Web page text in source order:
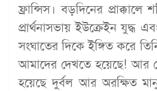
ফ্রান্সিস। বড়দিনের
প্রার্থনাসভায় ইউক্রেইন যুদ্ধ
সংঘাতের দিকে ইঙ্গিত করে
আমাদের দেখতে হয়েছে! আর
হয়েছে দুর্বল আর অরক্ষিত